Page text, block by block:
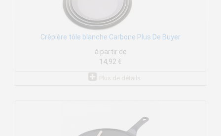
Crêpière tôle blanche Carbone Plus De Buyer
à partir de
14,92 €